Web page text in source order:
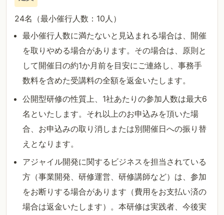
24名（最小催行人数：10人）
最小催行人数に満たないと見込まれる場合は、開催
を取りやめる場合があります。その場合は、原則と
して開催日の約1か月前を目安にご連絡し、事務手
数料を含めた受講料の全額を返金いたします。
公開型研修の性質上、1社あたりの参加人数は最大6
名といたします。それ以上のお申込みを頂いた場
合、お申込みの取り消しまたは別開催日への振り替
えとなります。
アジャイル開発に関するビジネスを担当されている
方（事業開発、研修運営、研修講師など）は、参加
をお断りする場合があります（費用をお支払い済の
場合は返金いたします）。本研修は実践者、今後実